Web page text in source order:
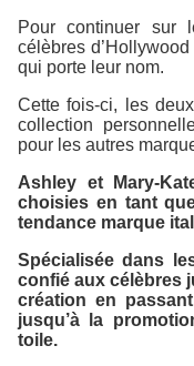
Pour continuer sur
célèbres
qui porte leur nom.
Cette fois-ci, les
collection
pour les autres
Ashley et Mary-
choisies en tant
tendance marque
Spécialisée dans
confié aux célèbres
création en
jusqu’à la
toile.